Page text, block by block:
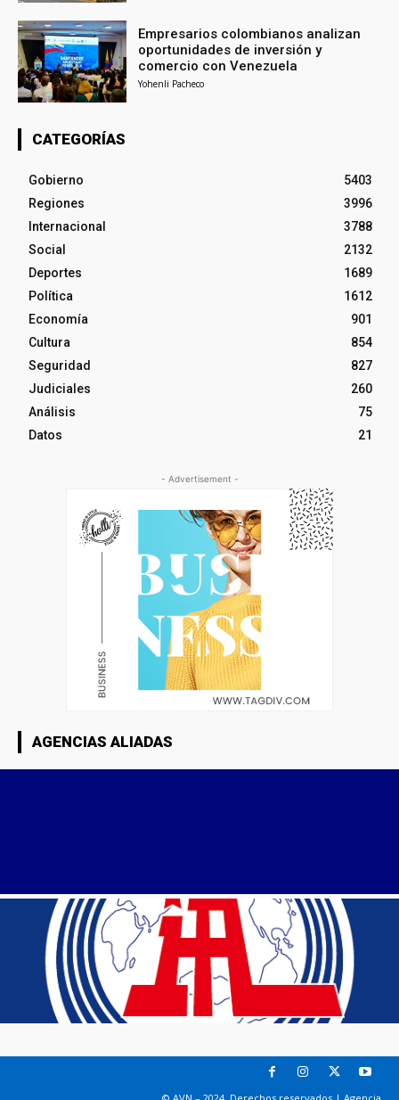
Empresarios colombianos analizan
oportunidades de inversión y
comercio con Venezuela
Yohenli Pacheco
CATEGORÍAS
Gobierno
5403
Regiones
3996
Internacional
3788
Social
2132
Deportes
1689
Política
1612
Economía
901
Cultura
854
Seguridad
827
Judiciales
260
Análisis
75
Datos
21
- Advertisement -
AGENCIAS ALIADAS